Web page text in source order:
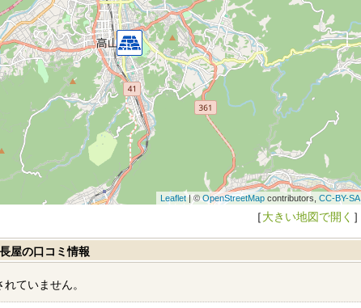
Leaflet| ©OpenStreetMapcontributors, CC-BY-SA
［大きい地図で開く ］
屋の口コミ情報
ていません。